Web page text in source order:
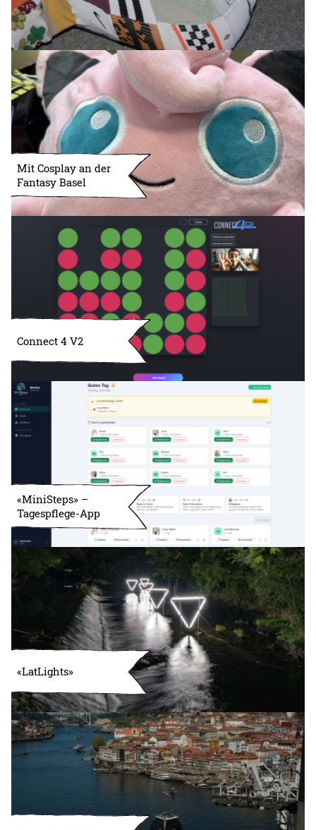
Mit Cosplay an der
Fantasy Basel
Connect 4 V2
«MiniSteps» –
Tagespflege-App
«LatLights»